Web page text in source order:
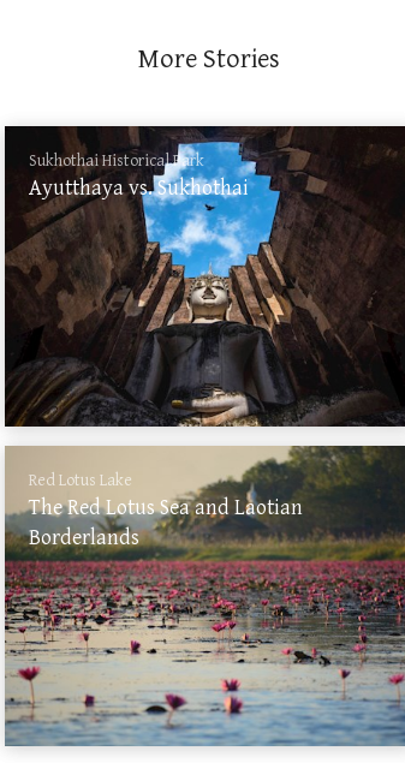
More Stories
Sukhothai Historical Park
Ayutthaya vs. Sukhothai
Red Lotus Lake
The Red Lotus Sea and Laotian
Borderlands